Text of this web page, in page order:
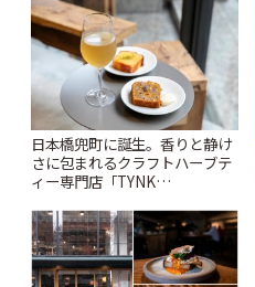
日本橋兜町に誕生。香りと静け
さに包まれるクラフトハーブテ
ィー専門店「TYNK